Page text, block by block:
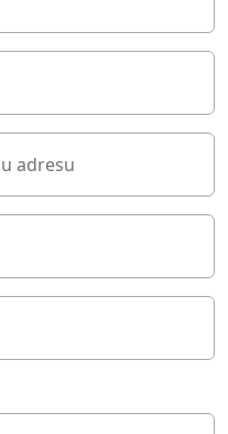
adresu